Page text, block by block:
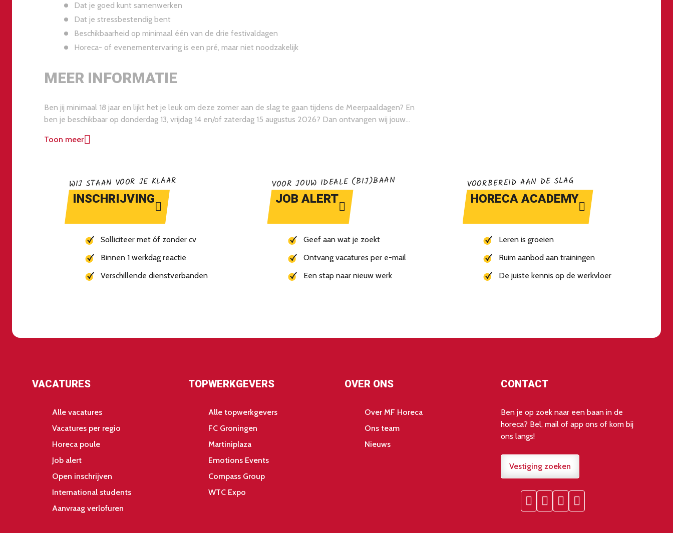
Dat je goed kunt samenwerken
Dat je stressbestendig bent
Beschikbaarheid op minimaal één van de drie festivaldagen
Horeca- of evenementervaring is een pré, maar niet noodzakelijk
MEER INFORMATIE
Ben jij minimaal 18 jaar en lijkt het je leuk om deze zomer aan de slag te gaan tijdens de Meerpaaldagen? En
ben je beschikbaar op donderdag 13, vrijdag 14 en/of zaterdag 15 augustus 2026? Dan ontvangen wij jouw
Toon meer
WIJ STAAN VOOR JE KLAAR
INSCHRIJVING
Solliciteer met óf zonder cv
Binnen 1 werkdag reactie
Verschillende dienstverbanden
VOOR JOUW IDEALE (BIJ)BAAN
JOB ALERT
Geef aan wat je zoekt
Ontvang vacatures per e-mail
Een stap naar nieuw werk
VOORBEREID AAN DE SLAG
HORECA ACADEMY
Leren is groeien
Ruim aanbod aan trainingen
De juiste kennis op de werkvloer
VACATURES
Alle vacatures
Vacatures per regio
Horeca poule
Job alert
Open inschrijven
International students
Aanvraag verlofuren
TOPWERKGEVERS
Alle topwerkgevers
FC Groningen
Martiniplaza
Emotions Events
Compass Group
WTC Expo
OVER ONS
Over MF Horeca
Ons team
Nieuws
CONTACT
Ben je op zoek naar een baan in de
horeca? Bel, mail of app ons of kom bij
ons langs!
Vestiging zoeken